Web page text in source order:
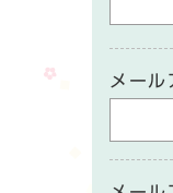
メール